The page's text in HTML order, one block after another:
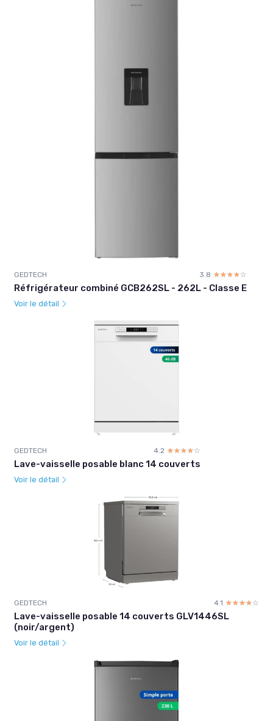
GEDTECH 3.8 ☆☆☆☆☆
★★★★★
Réfrigérateur combiné GCB262SL - 262L - Classe E
Voir le détail
GEDTECH 4.2 ☆☆☆☆☆
★★★★★
Lave-vaisselle posable blanc 14 couverts
Voir le détail
GEDTECH 4.1 ☆☆☆☆☆
★★★★★
Lave-vaisselle posable 14 couverts GLV1446SL
(noir/argent)
Voir le détail